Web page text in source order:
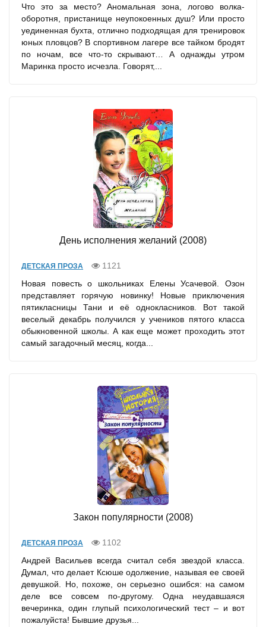
Что это за место? Аномальная зона, логово волка-
оборотня, пристанище неупокоенных душ? Или просто
уединенная бухта, отлично подходящая для тренировок
юных пловцов? В спортивном лагере все тайком бродят
по ночам, все что-то скрывают… А однажды утром
Маринка просто исчезла. Говорят,...
День исполнения желаний (2008)
ДЕТСКАЯ ПРОЗА
1121
Новая повесть о школьниках Елены Усачевой. Озон
представляет горячую новинку! Новые приключения
пятикласницы Тани и её однокласников. Вот такой
веселый декабрь получился у учеников пятого класса
обыкновенной школы. А как еще может проходить этот
самый загадочный месяц, когда...
Закон популярности (2008)
ДЕТСКАЯ ПРОЗА
1102
Андрей Васильев всегда считал себя звездой класса.
Думал, что делает Ксюше одолжение, называя ее своей
девушкой. Но, похоже, он серьезно ошибся: на самом
деле все совсем по-другому. Одна неудавшаяся
вечеринка, один глупый психологический тест – и вот
пожалуйста! Бывшие друзья...